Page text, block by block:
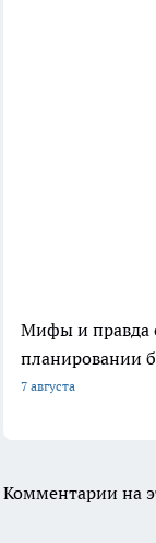
Мифы и правда
планировании
7 августа
Комментарии на